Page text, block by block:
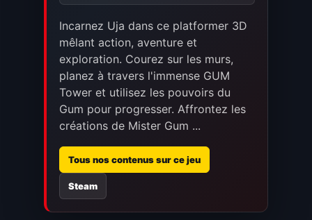
Incarnez Uja dans ce platformer 3D
mêlant action, aventure et
exploration. Courez sur les murs,
planez à travers l'immense GUM
Tower et utilisez les pouvoirs du
Gum pour progresser. Affrontez les
créations de Mister Gum ...
Tous nos contenus sur ce jeu
Steam